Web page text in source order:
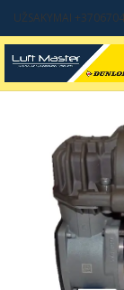
UŽSAKYMAI